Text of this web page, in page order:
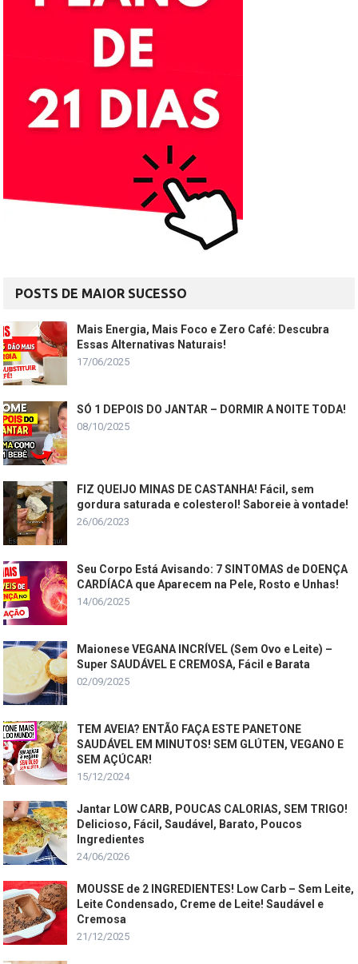
POSTS DE MAIOR SUCESSO
Mais Energia, Mais Foco e Zero Café: Descubra
Essas Alternativas Naturais!
17/06/2025
SÓ 1 DEPOIS DO JANTAR – DORMIR A NOITE TODA!
08/10/2025
FIZ QUEIJO MINAS DE CASTANHA! Fácil, sem
gordura saturada e colesterol! Saboreie à vontade!
26/06/2023
Seu Corpo Está Avisando: 7 SINTOMAS de DOENÇA
CARDÍACA que Aparecem na Pele, Rosto e Unhas!
14/06/2025
Maionese VEGANA INCRÍVEL (Sem Ovo e Leite) –
Super SAUDÁVEL E CREMOSA, Fácil e Barata
02/09/2025
TEM AVEIA? ENTÃO FAÇA ESTE PANETONE
SAUDÁVEL EM MINUTOS! SEM GLÚTEN, VEGANO E
SEM AÇÚCAR!
15/12/2024
Jantar LOW CARB, POUCAS CALORIAS, SEM TRIGO!
Delicioso, Fácil, Saudável, Barato, Poucos
Ingredientes
24/06/2026
MOUSSE de 2 INGREDIENTES! Low Carb – Sem Leite,
Leite Condensado, Creme de Leite! Saudável e
Cremosa
21/12/2025